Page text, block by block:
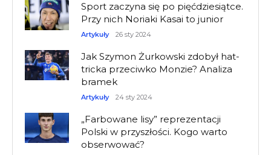
Sport zaczyna się po pięćdziesiątce.
Przy nich Noriaki Kasai to junior
Artykuły 26 sty 2024
Jak Szymon Żurkowski zdobył hat-
tricka przeciwko Monzie? Analiza
bramek
Artykuły 24 sty 2024
„Farbowane lisy” reprezentacji
Polski w przyszłości. Kogo warto
obserwować?